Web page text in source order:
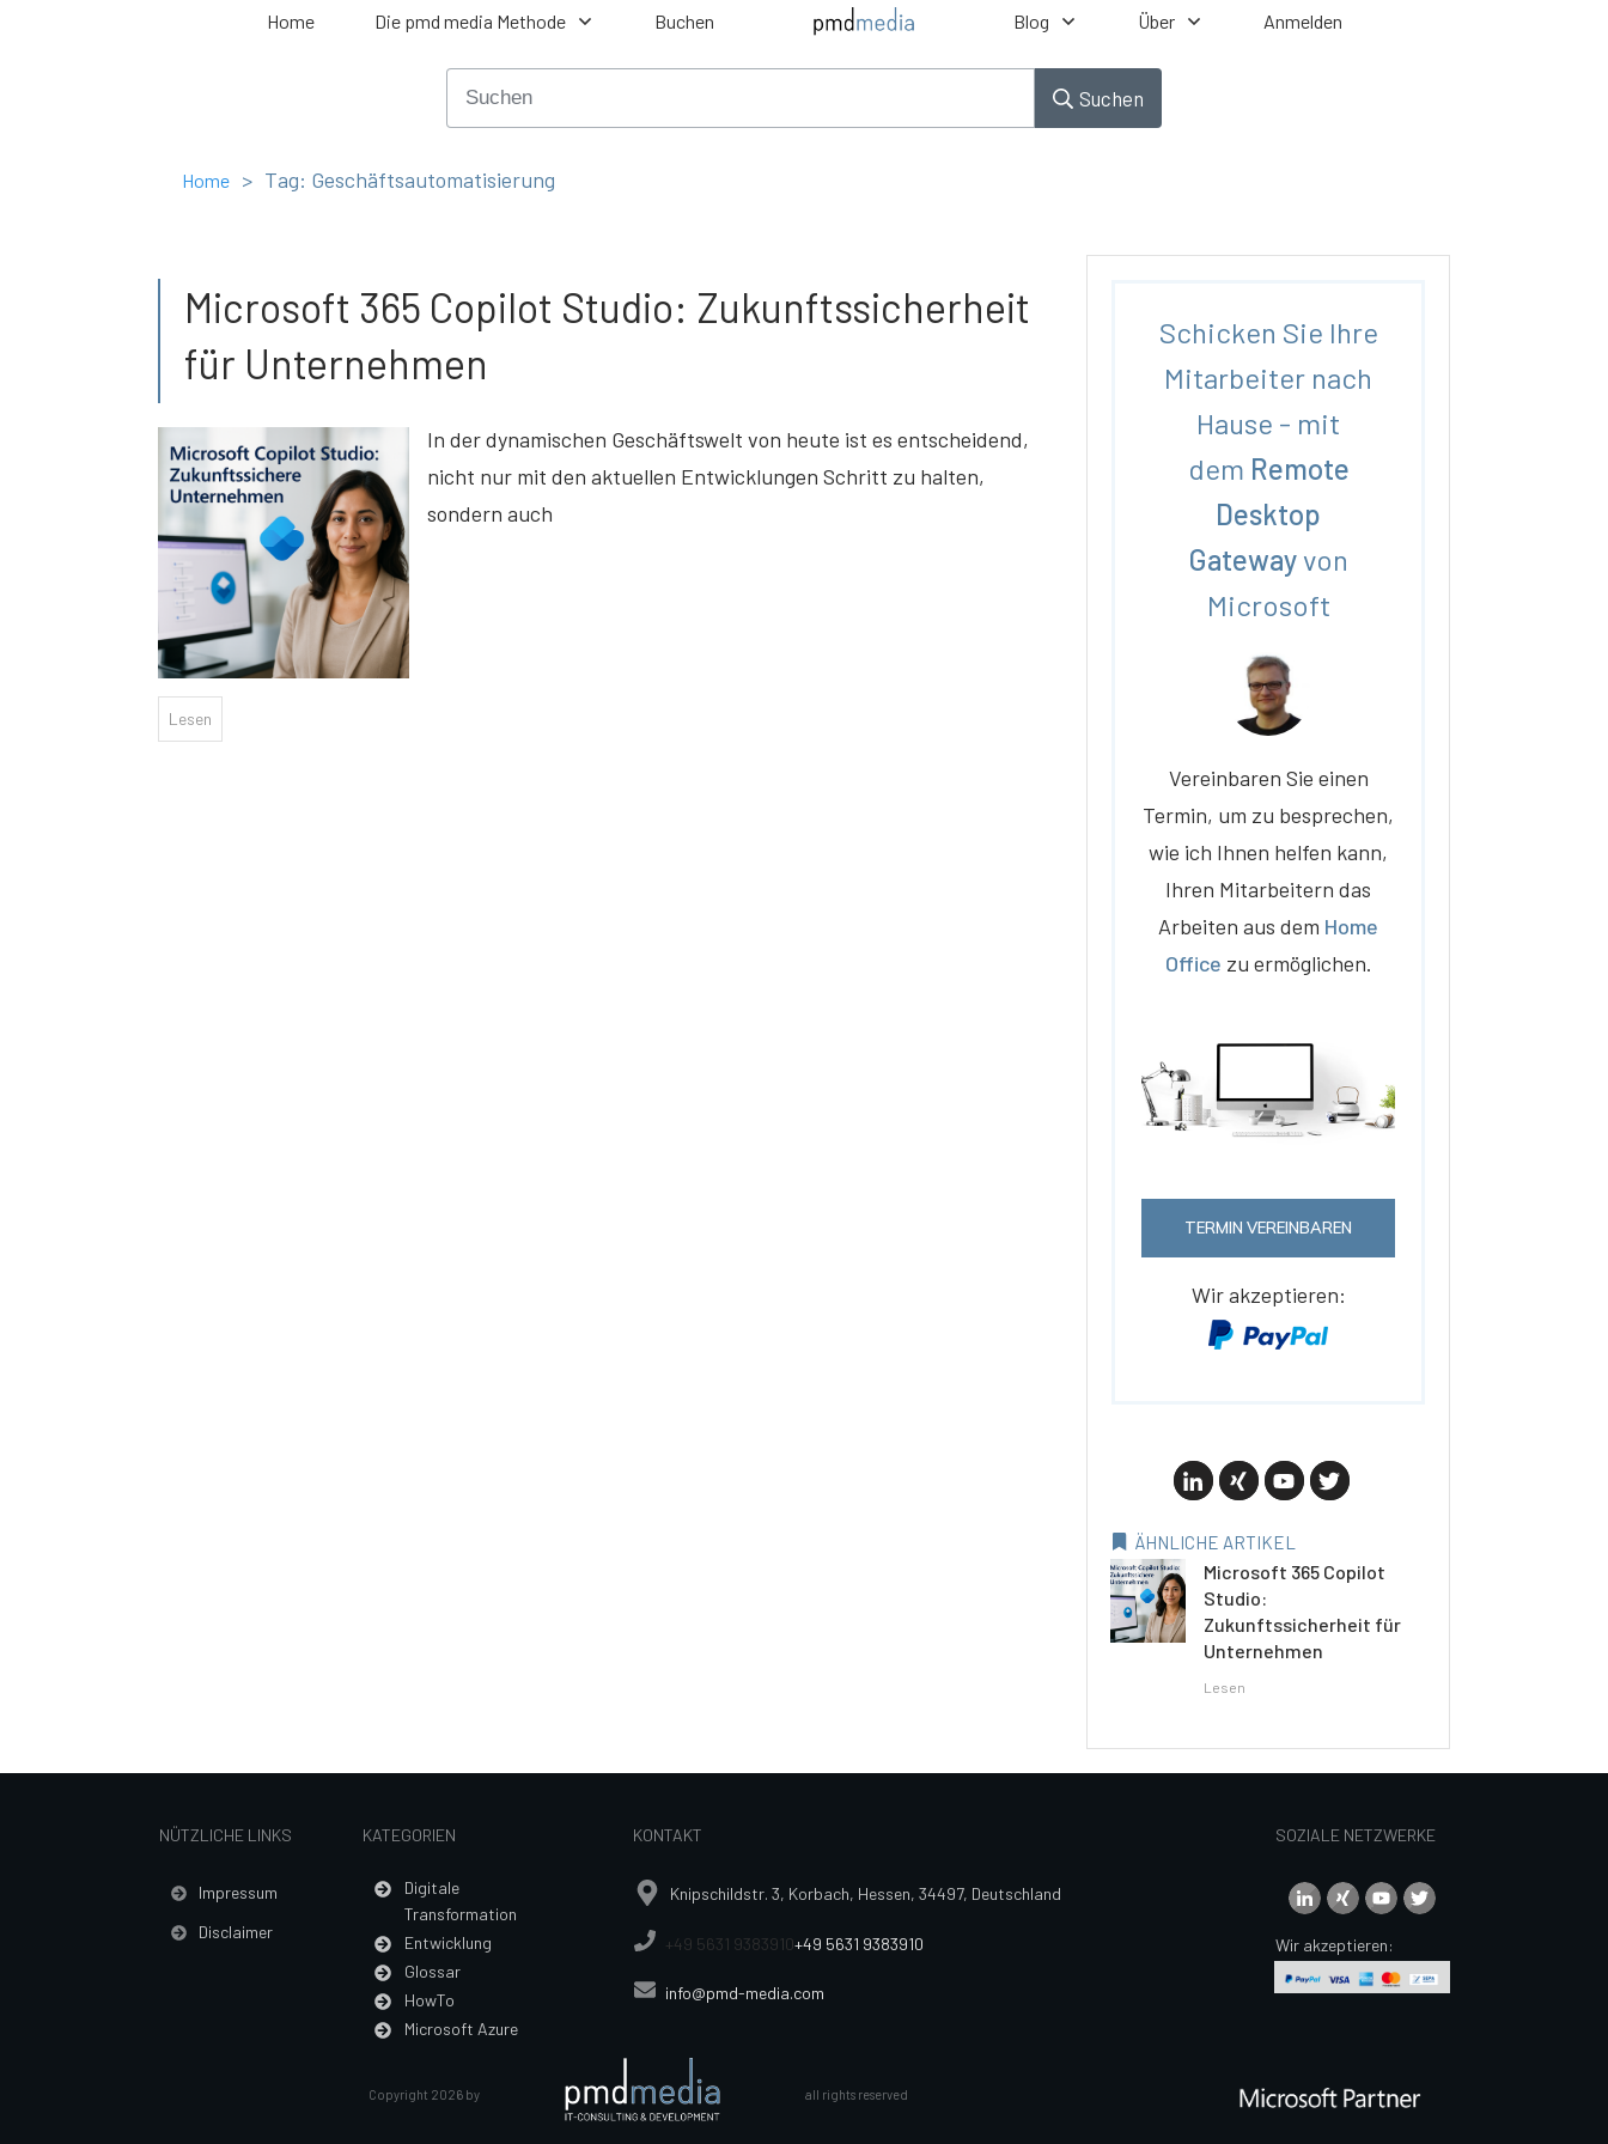
Home Die pmd media Methode Buchen Blog Über Anmelden
Suchen
Home > Tag: Geschäftsautomatisierung
Microsoft 365 Copilot Studio: Zukunftssicherheit
für Unternehmen
In der dynamischen Geschäftswelt von heute ist es entscheidend,
nicht nur mit den aktuellen Entwicklungen Schritt zu halten,
sondern auch
Lesen
Schicken Sie Ihre
Mitarbeiter nach
Hause - mit
dem Remote
Desktop
Gateway von
Microsoft
Vereinbaren Sie einen
Termin, um zu besprechen,
wie ich Ihnen helfen kann,
Ihren Mitarbeitern das
Arbeiten aus dem Home
Office zu ermöglichen.
TERMIN VEREINBAREN
Wir akzeptieren:
ÄHNLICHE ARTIKEL
Microsoft 365 Copilot
Studio:
Zukunftssicherheit für
Unternehmen
Lesen
NÜTZLICHE LINKS
Impressum
Disclaimer
KATEGORIEN
Digitale
Transformation
Entwicklung
Glossar
HowTo
Microsoft Azure
KONTAKT
Knipschildstr. 3, Korbach, Hessen, 34497, Deutschland
+49 5631 9383910+49 5631 9383910
info@pmd-media.com
SOZIALE NETZWERKE
Wir akzeptieren:
Copyright 2026 by all rights reserved